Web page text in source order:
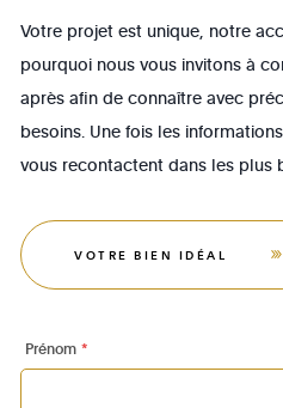
Votre projet est unique, notre
pourquoi nous vous invitons à
après afin de connaître avec
besoins. Une fois les
vous recontactent dans les plus
VOTRE BIEN IDÉAL
Prénom *